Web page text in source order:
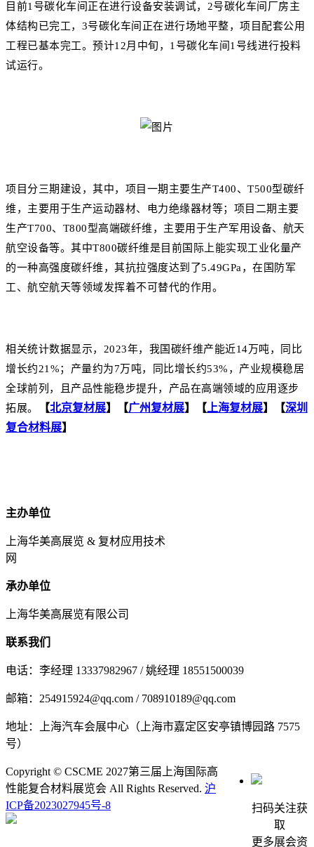
目前1号碳化车间正在进行设备安装调试，2号碳化车间厂房主
体结构已完工，3号碳化车间正在进行场地平整，项目配套公用
工程已基本完工。预计12月中旬，1号碳化车间1号线进行投料
试运行。
项目分三期建设，其中，项目一期主要生产T400、T500型碳纤
维，主要用于生产运动器材、电力绝缘器材等；项目二期主要
生产T700、T800型高端碳纤维，主要用于生产军用设备、航天
航空设备等。其中T800碳纤维是目前国际上能实现工业化量产
的一种高强度碳纤维，其抗拉强度达到了5.49GPa，在国防军
工、航空航天等领域发挥着不可替代的作用。
相关统计数据显示，2023年，我国碳纤维产能近14万吨，同比
增长约21%；产量约为7万吨，同比增长约53%，产业规模稳居
全球前列，且产品性能稳步提升，产品在高端领域的应用逐步
拓展。
【北京复材展】 【广州复材展】 【上海复材展】 【深圳
复合材料展】
主办单位
上海华美高展览 & 复材应用技术
网
承办单位
上海华美高展览有限公司
联系我们
电话：李经理 13337982967 / 姚经理 18551500039
邮箱：254915924@qq.com / 708910189@qq.com
地址：上海汽车会展中心（上海市嘉定区安亭镇博园路 7575
号）
扫码关注获
取
更多展会资
Copyright © CSCME 2027第三届上海国际高
性能复合材料展览会 All Rights Reserved. 沪
ICP备2023027945号-8